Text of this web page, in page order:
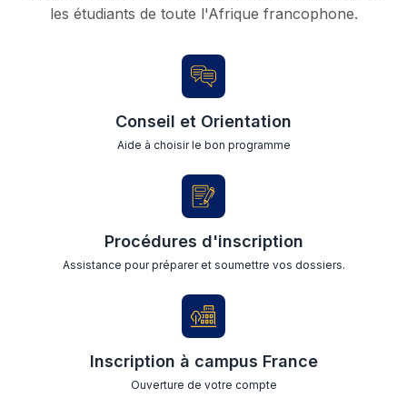
les étudiants de toute l'Afrique francophone.
Conseil et Orientation
Aide à choisir le bon programme
Procédures d'inscription
Assistance pour préparer et soumettre vos dossiers.
Inscription à campus France
Ouverture de votre compte